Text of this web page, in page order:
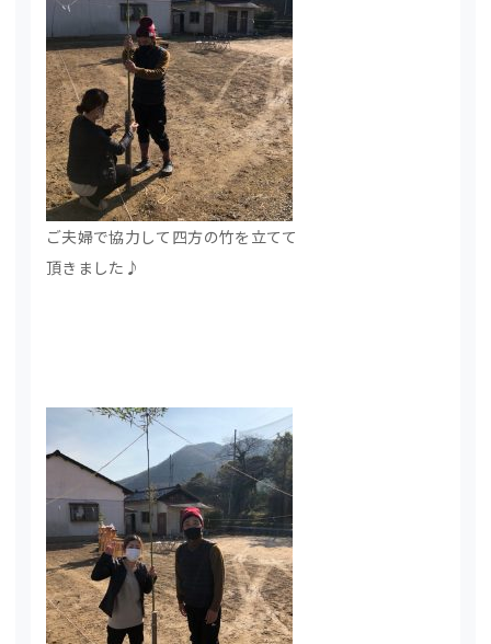
ご夫婦で協力して四方の竹を立てて
頂きました♪